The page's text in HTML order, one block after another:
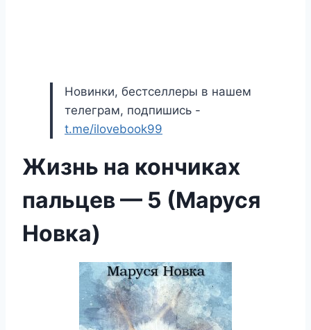
Новинки, бестселлеры в нашем
телеграм, подпишись -
t.me/ilovebook99
Жизнь на кончиках
пальцев — 5 (Маруся
Новка)